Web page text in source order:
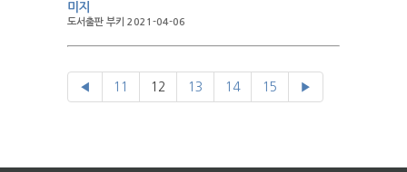
미지
도서출판 부키 2021-04-06
◀ 11 12 13 14 15 ▶